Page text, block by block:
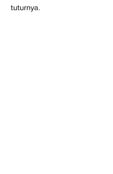
tuturnya.